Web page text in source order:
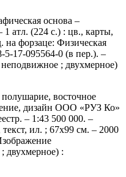
основа –
атл. (224 с.) : цв., карты,
на форзаце: Физическая
5-17-095564-0 (в пер.). –
; двухмерное)
восточное
дизайн ООО «РУЗ Ко»
– 1:43 500 000. –
ил. ; 67х99 см. – 2000
двухмерное) :